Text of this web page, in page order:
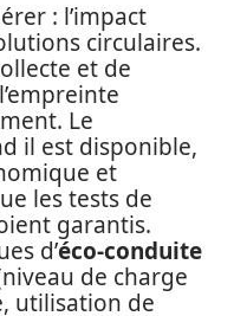
: l’impact
circulaires.
et de
Le
il est disponible,
et
les tests de
garantis.
d’éco-conduite
de charge
utilisation de